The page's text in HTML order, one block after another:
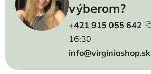
výberom?
+421 915 055 642
16:30
info@virginiashop.sk